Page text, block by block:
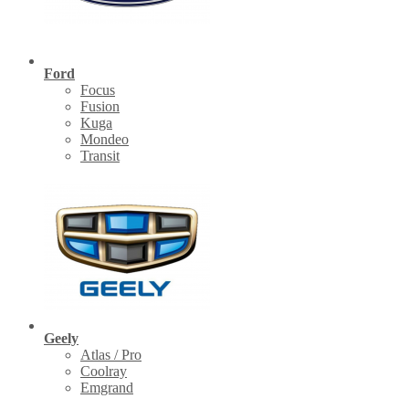
Ford
Focus
Fusion
Kuga
Mondeo
Transit
Geely
Atlas / Pro
Coolray
Emgrand